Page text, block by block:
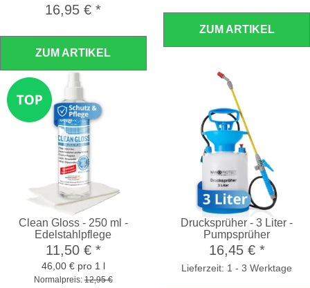
16,95 €*
ZUM ARTIKEL
ZUM ARTIKEL
Clean Gloss - 250 ml -
Edelstahlpflege
11,50 € *
46,00 € pro 1 l
Normalpreis:12,95 €
Drucksprüher - 3 Liter -
Pumpsprüher
16,45 € *
Lieferzeit: 1 - 3 Werktage